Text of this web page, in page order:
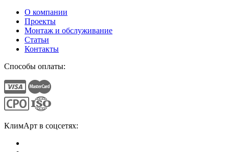
О компании
Проекты
Монтаж и обслуживание
Статьи
Контакты
Способы оплаты:
КлимАрт в соцсетях: